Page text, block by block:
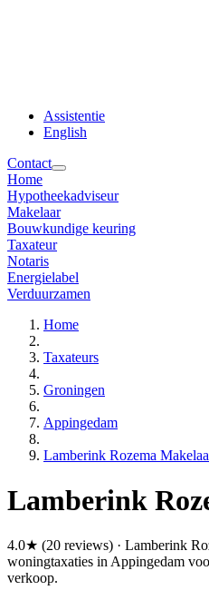
Assistentie
English
Contact
Home
Hypotheekadviseur
Makelaar
Bouwkundige keuring
Taxateur
Notaris
Energielabel
Verduurzamen
Home
Taxateurs
Groningen
Appingedam
Lamberink Rozema
Lamberink
4.0★ (20 reviews) · Lamberink
woningtaxaties in Appingedam
verkoop.